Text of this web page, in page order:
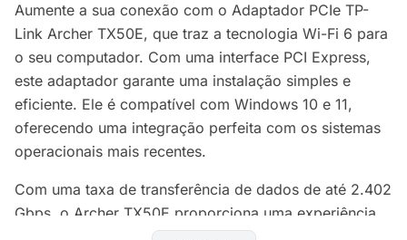
Aumente a sua conexão com o Adaptador PCIe TP-
Link Archer TX50E, que traz a tecnologia Wi-Fi 6 para
o seu computador. Com uma interface PCI Express,
este adaptador garante uma instalação simples e
eficiente. Ele é compatível com Windows 10 e 11,
oferecendo uma integração perfeita com os sistemas
operacionais mais recentes.
Com uma taxa de transferência de dados de até 2.402
Gbps, o Archer TX50E proporciona uma experiência
de internet rápida e estável, ideal para gamers e